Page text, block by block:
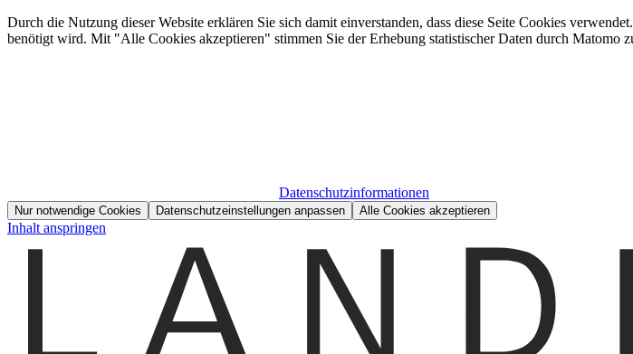
Durch die Nutzung dieser Website erklären Sie sich damit einverstanden, dass diese Seite Cookies
benötigt wird. Mit "Alle Cookies akzeptieren" stimmen Sie der Erhebung statistischer Daten durch Matomo
Datenschutzinformationen
Nur notwendige Cookies Datenschutzeinstellungen anpassen Alle Cookies akzeptieren
Inhalt anspringen